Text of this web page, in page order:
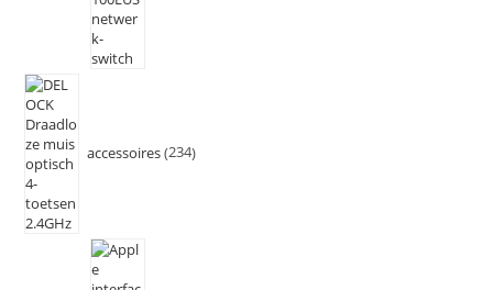
accessoires 234